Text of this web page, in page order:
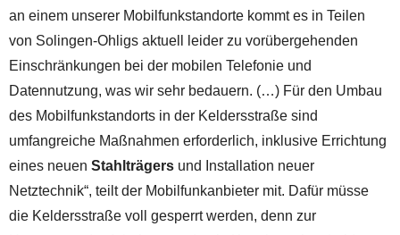
an einem unserer Mobilfunkstandorte kommt es in Teilen
von Solingen-Ohligs aktuell leider zu vorübergehenden
Einschränkungen bei der mobilen Telefonie und
Datennutzung, was wir sehr bedauern. (…) Für den Umbau
des Mobilfunkstandorts in der Keldersstraße sind
umfangreiche Maßnahmen erforderlich, inklusive Errichtung
eines neuen Stahlträgers und Installation neuer
Netztechnik“, teilt der Mobilfunkanbieter mit. Dafür müsse
die Keldersstraße voll gesperrt werden, denn zur